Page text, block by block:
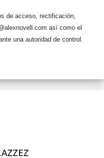
de acceso, rectificación,
así como el
una autoridad de control.